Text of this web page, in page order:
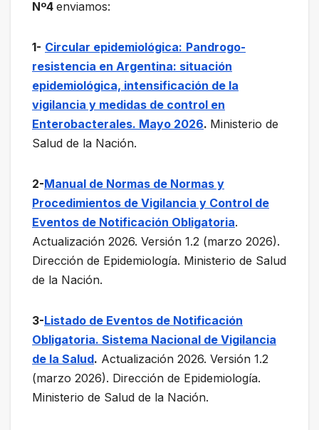
Nº4 enviamos:
1- Circular epidemiológica: Pandrogo-
resistencia en Argentina: situación
epidemiológica, intensificación de la
vigilancia y medidas de control en
Enterobacterales. Mayo 2026. Ministerio de
Salud de la Nación.
2-Manual de Normas de Normas y
Procedimientos de Vigilancia y Control de
Eventos de Notificación Obligatoria.
Actualización 2026. Versión 1.2 (marzo 2026).
Dirección de Epidemiología. Ministerio de Salud
de la Nación.
3-Listado de Eventos de Notificación
Obligatoria. Sistema Nacional de Vigilancia
de la Salud. Actualización 2026. Versión 1.2
(marzo 2026). Dirección de Epidemiología.
Ministerio de Salud de la Nación.